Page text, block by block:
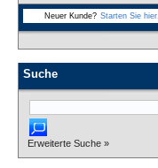
Neuer Kunde? Starten Sie hier.
Suche
Erweiterte Suche »